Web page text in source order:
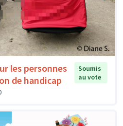
les personnes
de handicap
Soumis
au vote